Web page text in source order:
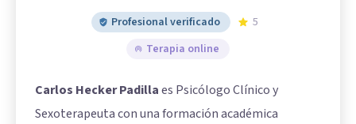
Profesional verificado
5
Terapia online
Carlos Hecker Padillaes Psicólogo Clínico y
Sexoterapeuta con una formación académica